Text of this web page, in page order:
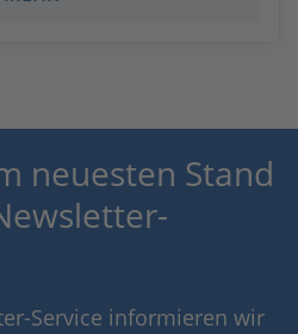
neuesten Stand
Service informieren wir